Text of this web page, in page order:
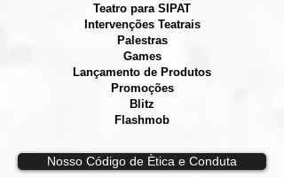
Teatro para SIPAT
Intervenções Teatrais
Palestras
Games
Lançamento de Produtos
Promoções
Blitz
Flashmob
Nosso Código de Ètica e Conduta